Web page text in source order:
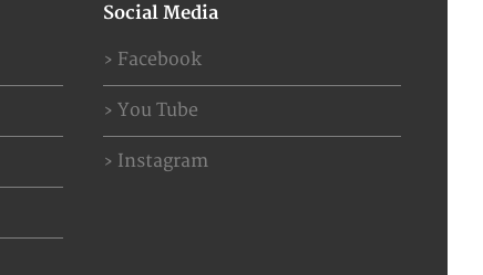
Social Media
Facebook
You Tube
Instagram